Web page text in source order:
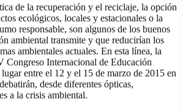
de la recuperación y el reciclaje, la opción
ecológicos, locales y estacionales o la
responsable, son algunos de los buenos
ambiental transmite y que reducirían los
ambientales actuales. En esta línea, la
Internacional de Educación
entre el 12 y el 15 de marzo de 2015 en
desde diferentes ópticas,
a la crisis ambiental.